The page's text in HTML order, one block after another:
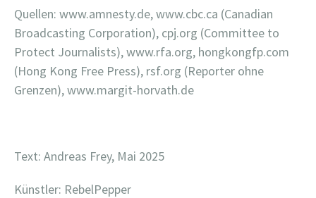
Quellen: www.amnesty.de, www.cbc.ca (Canadian
Broadcasting Corporation), cpj.org (Committee to
Protect Journalists), www.rfa.org, hongkongfp.com
(Hong Kong Free Press), rsf.org (Reporter ohne
Grenzen), www.margit-horvath.de
Text: Andreas Frey, Mai 2025
Künstler: RebelPepper